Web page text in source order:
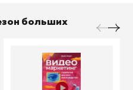
больших